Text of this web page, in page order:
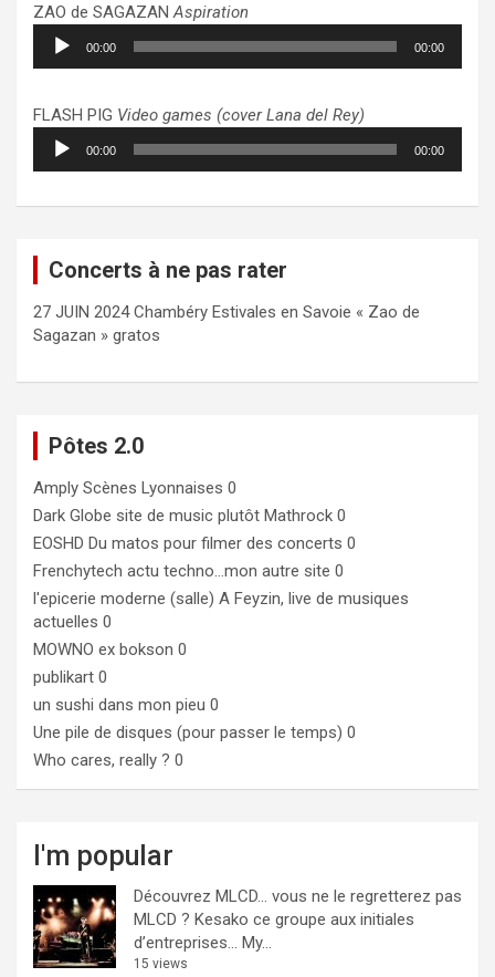
ZAO de SAGAZANAspiration
Lecteur
audio
00:00 00:00
FLASH PIG Video games (cover Lana del Rey)
Lecteur
audio
00:00 00:00
Concerts à ne pas rater
27 JUIN 2024 Chambéry Estivales en Savoie « Zao de
Sagazan » gratos
Pôtes 2.0
Amply Scènes Lyonnaises 0
Dark Globe site de music plutôt Mathrock 0
EOSHD Du matos pour filmer des concerts 0
Frenchytech actu techno…mon autre site 0
l'epicerie moderne (salle) A Feyzin, live de musiques
actuelles 0
MOWNO ex bokson 0
publikart 0
un sushi dans mon pieu 0
Une pile de disques (pour passer le temps) 0
Who cares, really ? 0
I'm popular
Découvrez MLCD… vous ne le regretterez pas
MLCD ? Kesako ce groupe aux initiales
d’entreprises… My...
15 views